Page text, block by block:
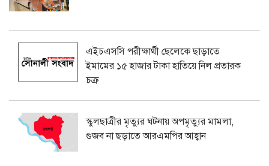
এইচএসসি পরীক্ষার্থী ছেলেকে ছাড়াতে
ইমামের ১৫ হাজার টাকা হাতিয়ে নিল প্রতারক
চক্র
স্কুলছাত্রীর মৃত্যুর ঘটনায় অপমৃত্যুর মামলা,
গুজব না ছড়াতে আরএমপির আহ্বান